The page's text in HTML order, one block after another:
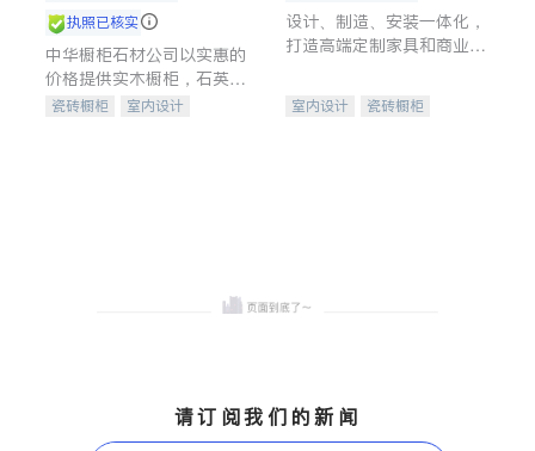
执照已核实
中华橱柜石材公司以实惠的
价格提供实木橱柜，石英石
台面，多种优质不锈钢水
瓷砖橱柜
室内设计
设计、制造、安装一体化，
打造高端定制家具和商业空
室内设计
瓷砖橱柜
请订阅我们的新闻